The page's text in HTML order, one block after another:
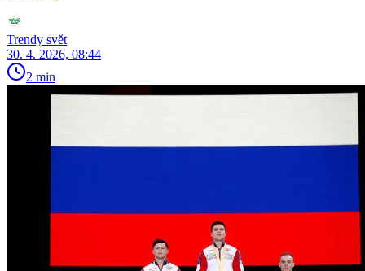
Trendy svět
30. 4. 2026, 08:44
2 min